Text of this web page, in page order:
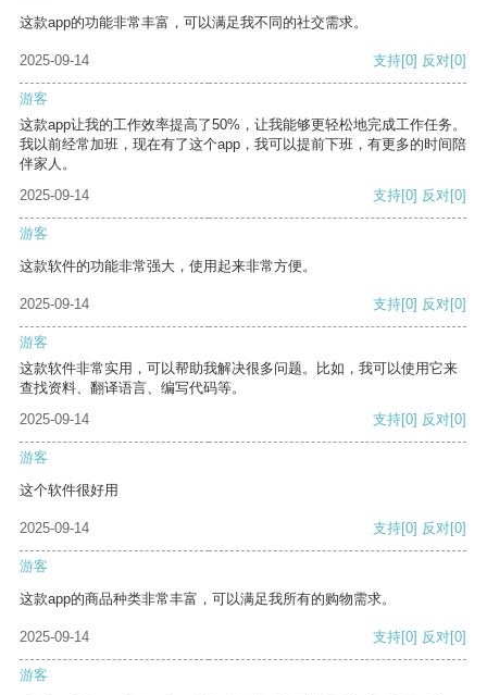
这款app的功能非常丰富，可以满足我不同的社交需求。
2025-09-14 支持[0] 反对[0]
游客
这款app让我的工作效率提高了50%，让我能够更轻松地完成工作任务。
我以前经常加班，现在有了这个app，我可以提前下班，有更多的时间陪
伴家人。
2025-09-14
支持[0] 反对[0]
游客
这款软件的功能非常强大，使用起来非常方便。
2025-09-14 支持[0] 反对[0]
游客
这款软件非常实用，可以帮助我解决很多问题。比如，我可以使用它来
查找资料、翻译语言、编写代码等。
2025-09-14
支持[0] 反对[0]
游客
这个软件很好用
2025-09-14 支持[0] 反对[0]
游客
这款app的商品种类非常丰富，可以满足我所有的购物需求。
2025-09-14 支持[0] 反对[0]
游客